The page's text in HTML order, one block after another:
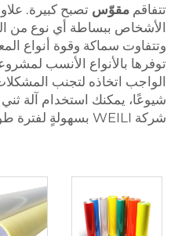
تتفاقم مقوّس تصبح كبيرة.
الأشخاص ببساطة أي نوع من
وتتفاوت سماكة وقوة أنواع
توفرها بالأنواع الأنسب
الواجب اتخاذه لتجنب
شيوعًا، يمكنك استخدام آلة ثني
شركة WEILI بسهولةٍ لفترة طويلة.